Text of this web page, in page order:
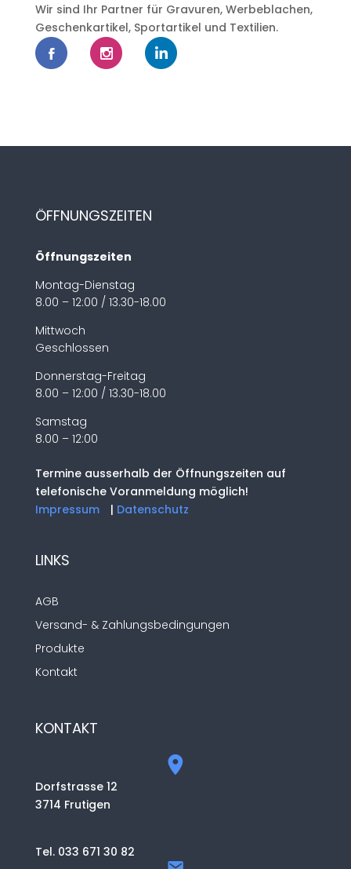
Wir sind Ihr Partner für Gravuren, Werbeblachen,
Geschenkartikel, Sportartikel und Textilien.
ÖFFNUNGSZEITEN
Öffnungszeiten
Montag-Dienstag
8.00 – 12:00 / 13.30-18.00
Mittwoch
Geschlossen
Donnerstag-Freitag
8.00 – 12:00 / 13.30-18.00
Samstag
8.00 – 12:00
Termine ausserhalb der Öffnungszeiten auf
telefonische Voranmeldung möglich!
Impressum
| Datenschutz
LINKS
AGB
Versand- & Zahlungsbedingungen
Produkte
Kontakt
KONTAKT
Dorfstrasse 12
3714 Frutigen
Tel. 033 671 30 82